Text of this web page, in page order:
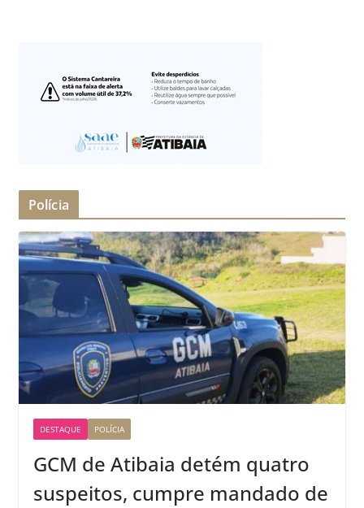
Polícia
DESTAQUE POLÍCIA
GCM de Atibaia detém quatro
suspeitos, cumpre mandado de